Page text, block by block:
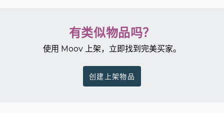
有类似物品吗？
使用 Moov 上架，立即找到完美买家。
创建上架物品